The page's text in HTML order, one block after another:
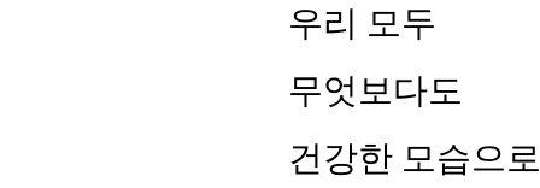
우리 모두
무엇보다도
건강한 모습으로